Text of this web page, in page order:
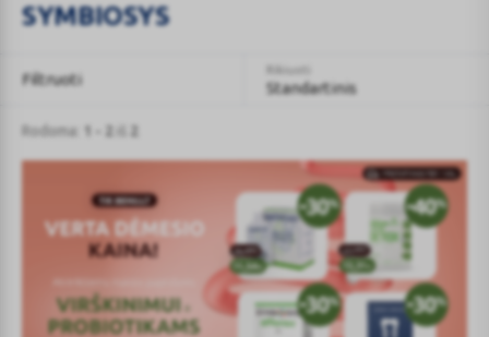
SYMBIOSYS
Filtruoti Standartinis
Rodoma: